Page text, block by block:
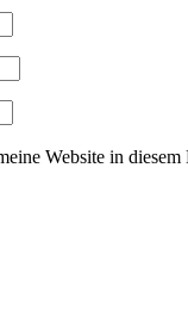
Website in